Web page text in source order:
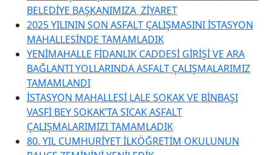
BELEDİYE BAŞKANIMIZA ZİYARET
2025 YILININ SON ASFALT ÇALIŞMASINI İSTASYON
MAHALLESİNDE TAMAMLADIK
YENİMAHALLE FİDANLIK CADDESİ GİRİŞİ VE ARA
BAĞLANTI YOLLARINDA ASFALT ÇALIŞMALARIMIZ
TAMAMLANDI
İSTASYON MAHALLESİ LALE SOKAK VE BİNBAŞI
VASFİ BEY SOKAK’TA SICAK ASFALT
ÇALIŞMALARIMIZI TAMAMLADIK
80. YIL CUMHURİYET İLKÖĞRETİM OKULUNUN